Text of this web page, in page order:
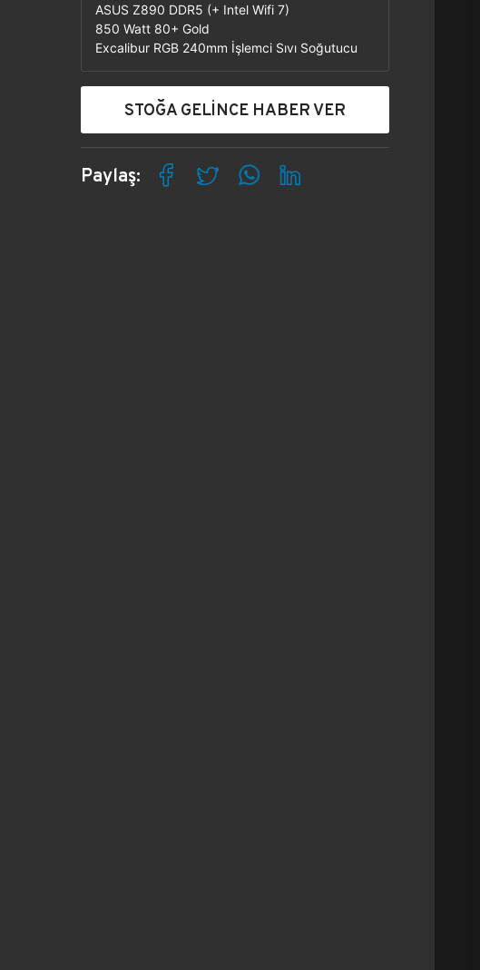
ASUS Z890 DDR5 (+ Intel Wifi 7)
850 Watt 80+ Gold
Excalibur RGB 240mm İşlemci Sıvı Soğutucu
STOĞA GELİNCE HABER VER
Paylaş: